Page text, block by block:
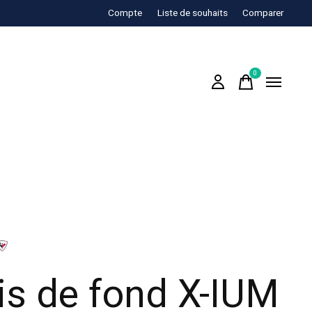
Compte Liste de souhaits Comparer
0items
de fond X-IUM